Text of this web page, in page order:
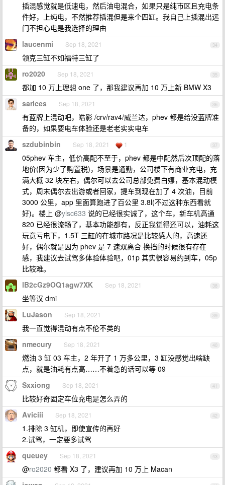
插混感觉就是低速电，然后油电混合，如果只是纯市区且充电条
件好，上纯电，不然推荐插混但是来个四缸。我自己上插混出远
门不担心电是我选择的理由
34
laucenmi Sep 18, 2021
领克三缸不如福特三缸了
35
ro2020 Sep 18, 2021
都加 10 万上理想 one 了，那我建议再加 10 万上新 BMW X3
36
sarices Sep 18, 2021
有蓝牌上混动吧，皓影 /crv/rav4/威兰达，phev 都是给没蓝牌准
备的，如果要电车体验还是老老实实电车
37
szdubinbin Sep 18, 2021 1
05phev 车主，低价高配不至于，phev 都是中配然后次顶配的落
地价(因为少了购置税)，场景是通勤，公司楼下有商业充电，充
满大概 32 块左右，偶尔可以去公司总部免费白嫖，基本混动模
式，周末偶尔去出游或者回家，提车到现在加了 4 次油，目前
3000 公里，app 里面算跑进了百公里 3.8l(不过这种东西看就
好)。楼上 @ylsc633 说的已经很实诚了，这个车，新车机高通
820 已经很流畅了，基本功能都有，反正我觉得还可以，油耗这
玩意亏电下，1.5T 三缸的在城市路况是比较感人的，高速还
好，偶尔就是因为 phev 是 7 速双离合 换挡的时候很有存在
感，我建议去试驾多体验体验吧，01p 其实很容易约到车，05p
比较难。
38
lB2cGz9OQ1agw7XK Sep 18, 2021
坐等汉 dmi
39
LuJason Sep 18, 2021
我一直觉得混动有点不伦不类的
40
nmecury Sep 18, 2021
燃油 3 缸 03 车主，2 年开了 1 万多公里，3 缸没感觉出啥缺
点，就是油耗有点高……不着急的话可以等 09
41
Sxxiong Sep 18, 2021
比较好奇固定车位充电是怎么弄的
42
Aviciii Sep 18, 2021
1.排除 3 缸机，即使宣传的再好
2.试驾，一定要多试驾
43
queuey Sep 18, 2021
@ro2020 都看 X3 了，建议再加 10 万上 Macan